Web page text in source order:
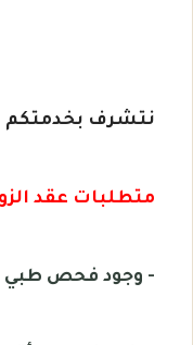
نتشرف بخدمتكم
متطلبات عقد
- وجود فحص طبي